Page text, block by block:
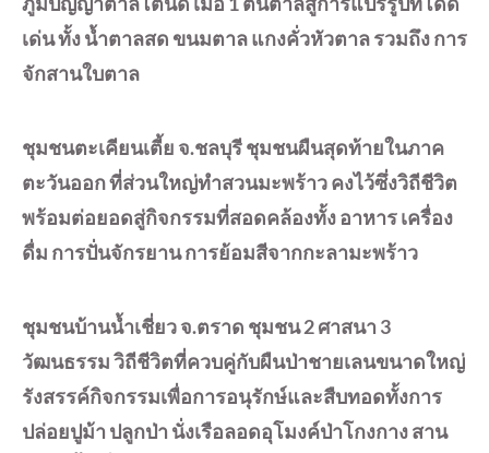
เด่น ทั้ง น้ำตาลสด ขนมตาล แกงคั่วหัวตาล รวมถึง การ
จักสานใบตาล
ชุมชนตะเคียนเตี้ย จ.ชลบุรี ชุมชนผืนสุดท้ายในภาค
ตะวันออก ที่ส่วนใหญ่ทำสวนมะพร้าว คงไว้ซึ่งวิถีชีวิต
พร้อมต่อยอดสู่กิจกรรมที่สอดคล้องทั้ง อาหาร เครื่อง
ดื่ม การปั่นจักรยาน การย้อมสีจากกะลามะพร้าว
ชุมชนบ้านน้ำเชี่ยว จ.ตราด ชุมชน 2 ศาสนา 3
วัฒนธรรม วิถีชีวิตที่ควบคู่กับผืนป่าชายเลนขนาดใหญ่
รังสรรค์กิจกรรมเพื่อการอนุรักษ์และสืบทอดทั้งการ
ปล่อยปูม้า ปลูกป่า นั่งเรือลอดอุโมงค์ป่าโกงกาง สาน